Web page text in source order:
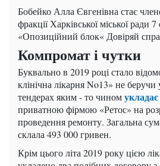
Бобейко Алла Євгенівна стає
фракції Харківської міської ради
«Опозиційний блок« Довіряй
Компромат і чутки
Буквально в 2019 році стало
клінічна лікарня No13» не беручи
тендерах яким - то чиномукладає
приватною фірмою «Ретос» на
проведення ремонту. Загальна
склала 493 000 гривен.
Крім цього літа 2019 року цією